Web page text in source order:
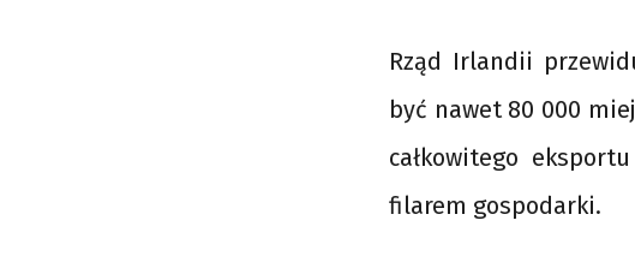
Rząd Irlandii
być nawet 80 000
całkowitego
filarem gospodarki.